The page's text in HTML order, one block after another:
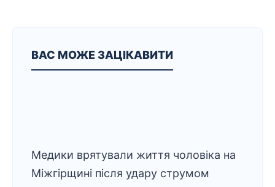
ВАС МОЖЕ ЗАЦІКАВИТИ
Медики врятували життя чоловіка на
Міжгірщині після удару струмом